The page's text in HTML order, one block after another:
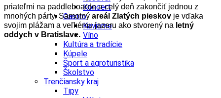
Koncert
Gastro
Kaviarne
Víno
Kultúra a tradície
Kúpele
Šport a agroturistika
Školstvo
Trenčiansky kraj
Tipy
priateľmi na paddleboarde a celý deň zakončiť jednou z
mnohých párty. Samotný areál Zlatých pieskov je vďaka
svojim plážam a veľkému jazeru ako stvorený na letný
oddych v Bratislave.